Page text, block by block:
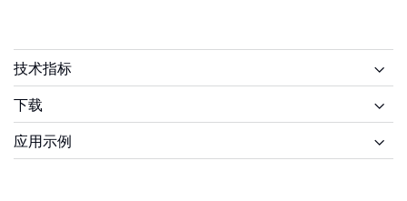
技术指标
下载
应用示例